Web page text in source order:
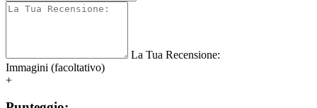
La Tua Recensione:
Immagini (facoltativo)
+